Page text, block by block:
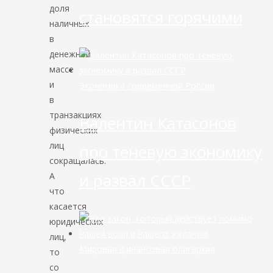
доля
наличных
в
денежной
массе
и
в
транзакциях
физических
лиц
сокращалась.
А
что
касается
юридических
лиц,
то
со
становятся горячими
Валентин Катасонов